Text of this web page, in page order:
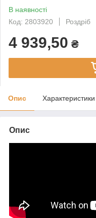
В наявності
Код: 2803920
Роздріб
4 939,50 ₴
Опис Характеристики
Опис